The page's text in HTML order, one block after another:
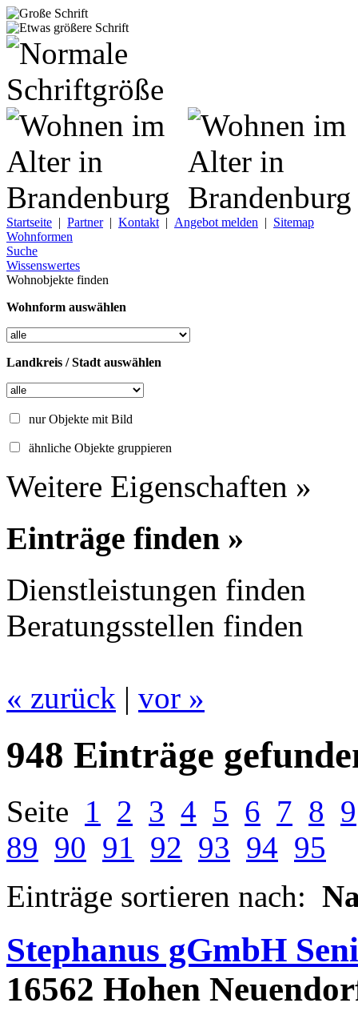
Startseite | Partner| Kontakt | Angebot melden | Sitemap
Wohnformen
Suche
Wissenswertes
Wohnobjekte finden
Wohnform auswählen
Landkreis / Stadt auswählen
nur Objekte mit Bild
ähnliche Objekte gruppieren
Weitere Eigenschaften »
Einträge finden »
Dienstleistungen finden
Beratungsstellen finden
« zurück | vor »
948 Einträge
Seite 1 2 3 4 5 6 7 8 9
89 90 91 92 93 94 95
Einträge sortieren nach:
Stephanus gGmbH
16562 Hohen